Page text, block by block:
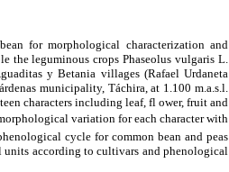
for morphological characterization and
the leguminous crops Phaseolus vulgaris L.
y Betania villages (Rafael Urdaneta
municipality, Táchira, at 1.100 m.a.s.l.
characters including leaf, fl ower, fruit and
variation for each character with
cycle for common bean and peas
units according to cultivars and phenological